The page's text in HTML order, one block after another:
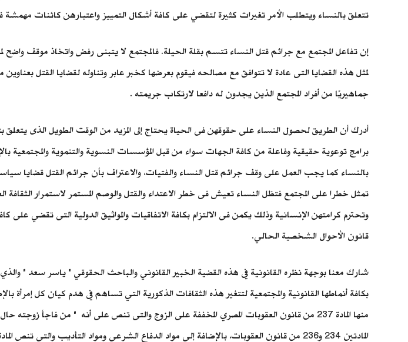
تتعلق بالنساء ويتطلب الأمر تغيرات كثيرة لتقضي على كافة أشكال التمييز واعتبارهن كائنات مهمشة
إن تفاعل المجتمع مع جرائم قتل النساء تتسم بقلة الحيلة. فالمجتمع لا يتبنى رفض واتخاذ موقف واضح
لمثل هذه القضايا التى عادة لا تتوافق مع مصالحه فيقوم بعرضها كخبر عابر وتناوله لقضايا القتل
جماهيريًا من أفراد المجتمع الذين يجدون له دافعا لارتكاب جريمته .
أدرك أن الطريق لحصول النساء على حقوقهن فى الحياة يحتاج إلى المزيد من الوقت الطويل الذى
برامج توعوية حقيقية وفاعلة من كافة الجهات سواء من قبل المؤسسات النسوية والتنموية والمجتمعية
بالنساء كما يجب العمل على وقف جرائم قتل النساء والفتيات، والاعتراف بأن جرائم القتل قضايا
تمثل خطرا على المجتمع فتظل النساء تعيش فى خطر الاعتداء والقتل والوصم المستمر لاستمرار
وتحترم كرامتهن الإنسانية وذلك يكمن فى الالتزام بكافة الاتفاقيات والمواثيق الدولية التى تقضي
قانون الأحوال الشخصية الحالي.
شارك معنا بوجهة نظره القانونية في هذه القضية الخبير القانوني والباحث الحقوقي " ياسر سعد "
بكافة أنماطها القانونية والمجتمعية لتتغير هذه الثقافات الذكورية التي تساهم في هدم كيان كل
منها المادة 237 من قانون العقوبات المصري المخففة على الزوج والتى تنص على أنه " من فاجأ